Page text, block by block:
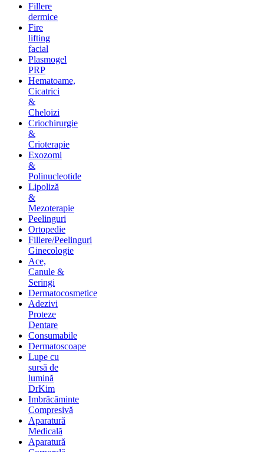
Fillere
dermice
Fire
lifting
facial
Plasmogel
PRP
Hematoame,
Cicatrici
&
Cheloizi
Criochirurgie
&
Crioterapie
Exozomi
&
Polinucleotide
Lipoliză
&
Mezoterapie
Peelinguri
Ortopedie
Fillere/Peelinguri
Ginecologie
Ace,
Canule &
Seringi
Dermatocosmetice
Adezivi
Proteze
Dentare
Consumabile
Dermatoscoape
Lupe cu
sursă de
lumină
DrKim
Imbrăcăminte
Compresivă
Aparatură
Medicală
Aparatură